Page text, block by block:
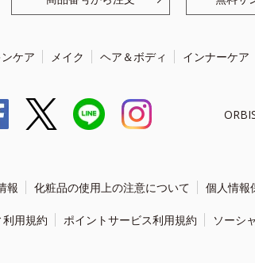
ケア メイク ヘア＆ボディ インナーケア
報 化粧品の使用上の注意について 個人情報
用規約 ポイントサービス利用規約 ソーシ